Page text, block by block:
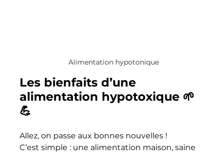
Alimentation hypotonique
Les bienfaits d’une
alimentation hypotoxique 🌱
💪
Allez, on passe aux bonnes nouvelles !
C’est simple : une alimentation maison, saine